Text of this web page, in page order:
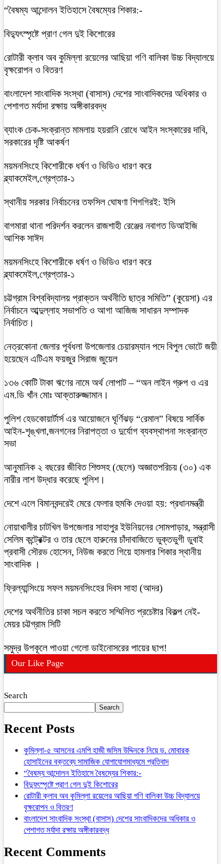
“বৈষম্য আন্দোলন ইতিহাসে বৈষম্যের শিকার:-
বিদ্যুৎস্পৃষ্টে প্রাণ গেল দুই কিশোরের
রোটারী ক্লাব অব কুমিল্লা রয়েলের আছিয়া গণি বালিকা উচ্চ বিদ্যালয়ে
বৃক্ষরোপন ও বিতরণ
বাংলাদেশ সাংবাদিক সংস্থা (বাসাস) দেশের সাংবাদিকদের অধিকার ও
পেশাগত মর্যাদা রক্ষায় অঙ্গীকারবদ্ধ
ব্যাংক চেক-সংক্রান্ত মামলায় হয়রানি রোধে আইন সংস্কারের দাবি,
সরকারের দৃষ্টি আকর্ষণ
ময়মনসিংহে কিশোরীকে ধর্ষণ ও ভিডিও ধারণ করে
ব্ল্যাকমেইল,গ্রেপ্তার-১
স্থানীয় সরকার নির্বাচনের তফসিল ঘোষণা শিগগিরই: ইসি
বাগমারা থানা পরিদর্শন করলেন রাজশাহী রেঞ্জের নবাগত ডিআইজি
আশিক সাঈদ
ময়মনসিংহে কিশোরীকে ধর্ষণ ও ভিডিও ধারণ করে
ব্ল্যাকমেইল,গ্রেপ্তার-১
চট্টগ্রাম বিশ্ববিদ্যালয় প্রাক্তন অর্থনীতি ছাত্র সমিতি” (কুয়েসা) এর
নির্বাচনে আব্দুল্লাহ সভাপতি ও আগা আজিজ সাধারন সম্পাদক
নির্বাচিত।
নেত্রকোনা জেলার পূর্বধলা উপজেলার চেয়ারম্যান পদে বিপুল ভোটে জয়ী
হয়েছেন এটিএম ফয়জুর সিরাজ জুয়েল
১৩৬ কোটি টাকা ঋণের নামে অর্থ লোপাট – “অন লাইন গ্রুপ ও এর
এম.ডি খাঁন মোঃ আক্তারুজ্জামান।
পুলিশ হেডকোয়ার্টার্স এর আয়োজনে ঘূর্ণিঝড় “রেমাল” বিষয়ে সার্বিক
আইন-শৃঙ্খলা,জনগনের নিরাপত্তা ও দুর্যোগ ব্যবস্থাপনা সংক্রান্ত
সভা
আনুমানিক ২ বছরের জীবিত শিশুসহ (ছেলে) অজ্ঞাতপরিচয় (৩০) এক
নারীর লাশ উদ্ধার করেছে পুলিশ।
দেশে এলে বিমানবন্দরেই মেরে ফেলার হুমকি দেওয়া হয়: প্রধানমন্ত্রী
নোয়াখালীর চাটখিল উপজেলার সাহাপুর ইউনিয়নের সোমপাড়ার, সন্ত্রাসী
সেলিম কন্ট্রেক্টর ও তার ছেলে হারুনের চাঁদাবাজিতে ভুক্তভুগী ডুবাই
প্রবাসী সৌরভ হোসেন, নিউজ করতে গিয়ে হামলার শিকার স্থানীয়
সাংবাদিক ।
ফ্রিল্যান্সিংয়ে সফল ময়মনসিংহের দিবস সাহা (আদর)
দেশের অর্থনীতির চাকা সচল করতে সম্মিলিত প্রচেষ্টার বিকল্প নেই-
মেয়র চট্টগ্রাম সিটি
সমুদ্র উপকূলে পাওয়া গেলো ডাইনোসরের পায়ের ছাপ!
Our Like Page
Search
Search
Recent Posts
কুমিল্লা-৫ আসনের এমপি হাজী জসিম উদ্দিনকে নিয়ে ড. মোবারক
হোসাইনের বক্তব্যে সামাজিক যোগাযোগমাধ্যমে প্রতিবাদ
“বৈষম্য আন্দোলন ইতিহাসে বৈষম্যের শিকার:-
বিদ্যুৎস্পৃষ্টে প্রাণ গেল দুই কিশোরের
রোটারী ক্লাব অব কুমিল্লা রয়েলের আছিয়া গণি বালিকা উচ্চ বিদ্যালয়ে
বৃক্ষরোপন ও বিতরণ
বাংলাদেশ সাংবাদিক সংস্থা (বাসাস) দেশের সাংবাদিকদের অধিকার ও
পেশাগত মর্যাদা রক্ষায় অঙ্গীকারবদ্ধ
Recent Comments